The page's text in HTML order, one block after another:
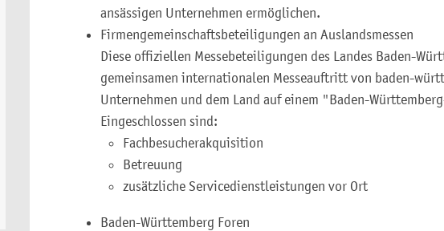
ansässigen Unternehmen ermöglichen.
Firmengemeinschaftsbeteiligungen an Auslandsmessen
Diese offiziellen Messebeteiligungen des Landes Baden-
gemeinsamen internationalen Messeauftritt von baden-
Unternehmen und dem Land auf einem "Baden-
Eingeschlossen sind:
Fachbesucherakquisition
Betreuung
zusätzliche Servicedienstleistungen vor Ort
Baden-Württemberg Foren